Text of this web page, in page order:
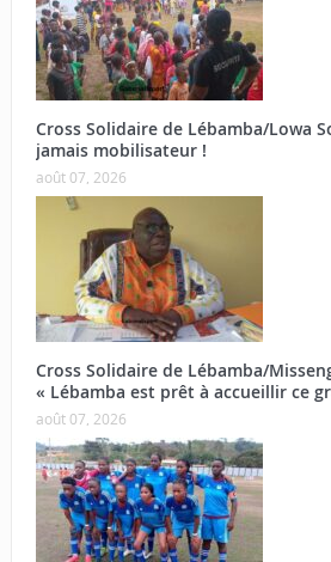
Cross Solidaire de Lébamba/Lowa
jamais mobilisateur !
août 07, 2026
Cross Solidaire de Lébamba/
« Lébamba est prêt à accueillir ce
août 07, 2026